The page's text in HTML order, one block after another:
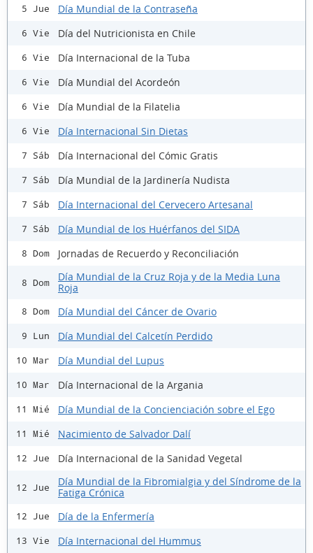
5 Jue Día Mundial de la Contraseña
6 Vie Día del Nutricionista en Chile
6 Vie Día Internacional de la Tuba
6 Vie Día Mundial del Acordeón
6 Vie Día Mundial de la Filatelia
6 Vie Día Internacional Sin Dietas
7 Sáb Día Internacional del Cómic Gratis
7 Sáb Día Mundial de la Jardinería Nudista
7 Sáb Día Internacional del Cervecero Artesanal
7 Sáb Día Mundial de los Huérfanos del SIDA
8 Dom Jornadas de Recuerdo y Reconciliación
8 Dom
Día Mundial de la Cruz Roja y de la Media Luna
Roja
8 Dom Día Mundial del Cáncer de Ovario
9 Lun Día Mundial del Calcetín Perdido
10 Mar Día Mundial del Lupus
10 Mar Día Internacional de la Argania
11 Mié Día Mundial de la Concienciación sobre el Ego
11 Mié Nacimiento de Salvador Dalí
12 Jue Día Internacional de la Sanidad Vegetal
12 Jue
Día Mundial de la Fibromialgia y del Síndrome de la
Fatiga Crónica
12 Jue Día de la Enfermería
13 Vie Día Internacional del Hummus